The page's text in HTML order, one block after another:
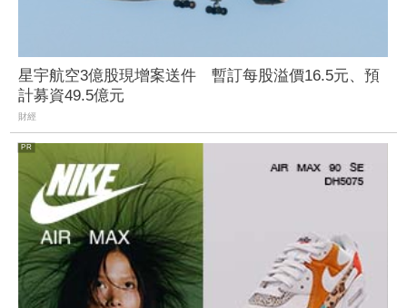
星宇航空3億股現增案送件 暫訂每股溢價16.5元、預
計募資49.5億元
財經